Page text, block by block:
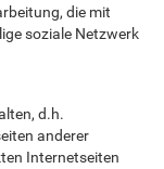
die mit
soziale Netzwerk
d.h.
anderer
Internetseiten